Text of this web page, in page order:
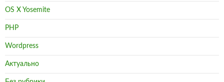
OS X Yosemite
PHP
Wordpress
Актуально